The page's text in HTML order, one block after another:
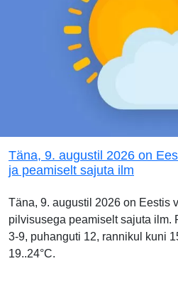
Täna, 9. augustil 2026 on
ja peamiselt sajuta ilm
Täna, 9. augustil 2026 on Eestis
pilvisusega peamiselt sajuta ilm.
3-9, puhanguti 12, rannikul kuni
19..24°C.